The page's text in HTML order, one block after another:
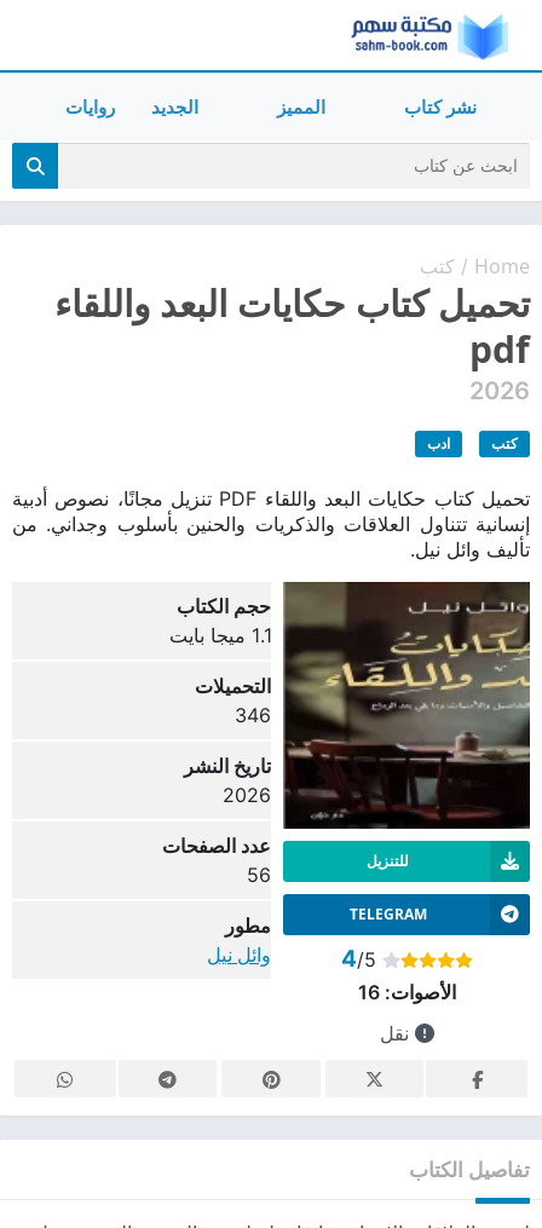
نشر كتاب المميز الجديد روايات
Home
/ كتب
تحميل كتاب حكايات البعد واللقاء
pdf
2026
كتب ادب
تحميل كتاب حكايات البعد واللقاء PDF تنزيل مجانًا، نصوص أدبية
إنسانية تتناول العلاقات والذكريات والحنين بأسلوب وجداني. من
تأليف وائل نيل.
للتنزيل
TELEGRAM
4/5
الأصوات:16
نقل
حجم الكتاب
1.1 ميجا بايت
التحميلات
346
تاريخ النشر
2026
عدد الصفحات
56
مطور
وائل نيل
تفاصيل الكتاب